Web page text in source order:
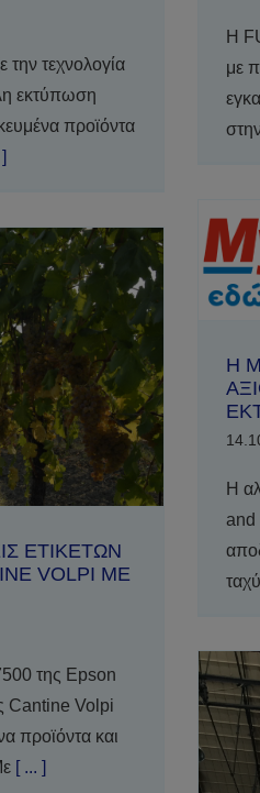
την τεχνολογία
εκτύπωση
προϊόντα
Η
με
Η
Η
and
ΕΤΙΚΕΤΩΝ
VOLPI ΜΕ
της Epson
Cantine Volpi
προϊόντα και
[ ... ]